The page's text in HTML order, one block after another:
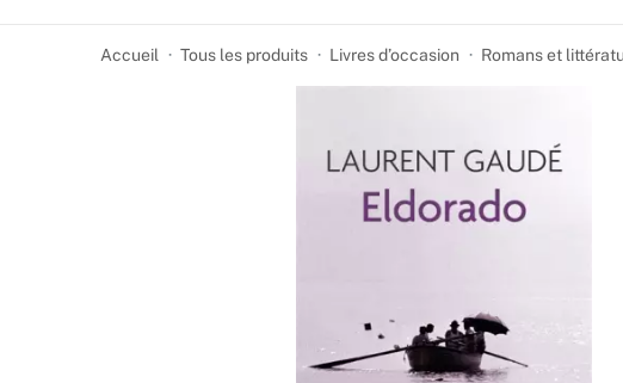
Accueil Tous les produits Livres d’occasion Romans et